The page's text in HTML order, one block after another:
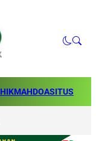
HIKMAHDOASITUS